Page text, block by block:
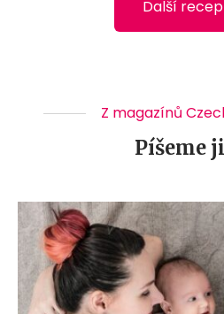
Další
Z magazínů
Píšeme